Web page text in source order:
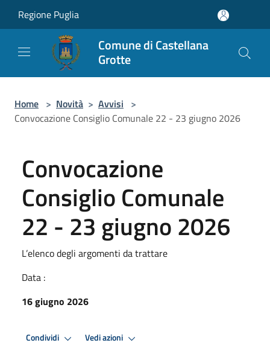
Regione Puglia
Comune di Castellana
Grotte
Home > Novità > Avvisi >
Convocazione Consiglio Comunale 22 - 23 giugno 2026
Convocazione
Consiglio Comunale
22 - 23 giugno 2026
L’elenco degli argomenti da trattare
Data :
16 giugno 2026
Condividi Vedi azioni